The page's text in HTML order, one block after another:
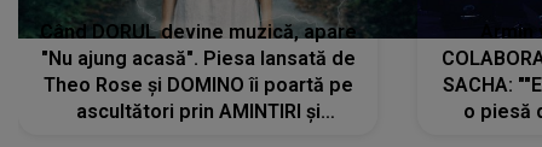
Când DORUL devine muzică, apare
"Nu ajung acasă". Piesa lansată de
Theo Rose și DOMINO îi poartă pe
ascultători prin AMINTIRI și
SACHA:
o piesă